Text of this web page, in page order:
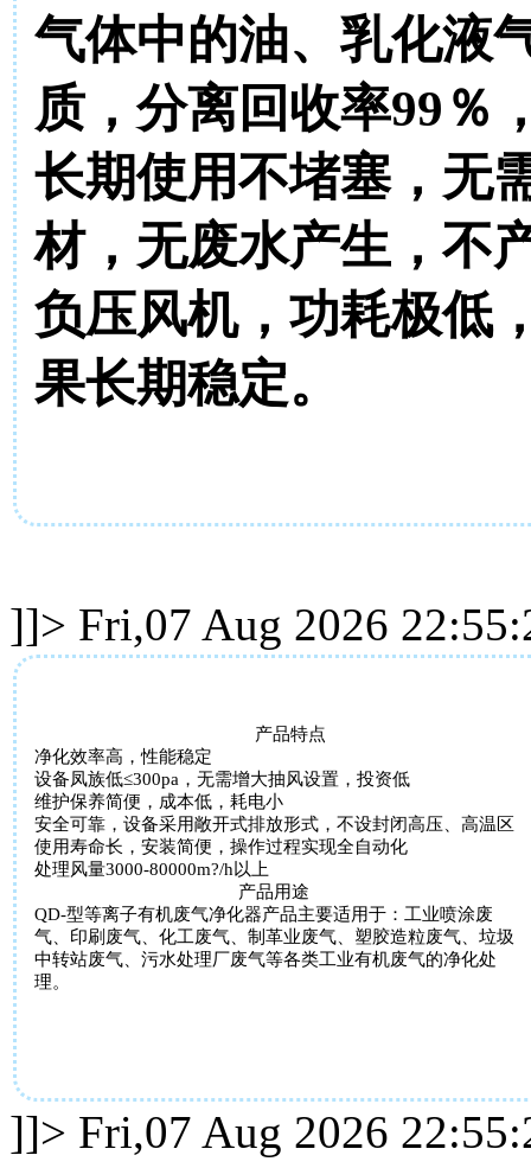
气体中的油、乳化液
质，分离回收率99％
长期使用不堵塞，无
材，无废水产生，不
负压风机，功耗极低
果长期稳定。
]]> Fri,07 Aug 2026
产品特点
净化效率高，性能稳定
设备凤族低≤300pa ，无需增大抽风设置，投资低
维护保养简便，成本低，耗电小
安全可靠，设备采用敞开式排放形式，不设封闭高压、高温区
使用寿命长，安装简便，操作过程实现全自动化
处理风量3000-80000m?/h以上
产品用途
QD-型等离子有机废气净化器产品主要适用于：工业喷涂废
气、印刷废气、化工废气、制革业废气、塑胶造粒废气、垃圾
中转站废气、污水处理厂废气等各类工业有机废气的净化处
理。
]]> Fri,07 Aug 2026